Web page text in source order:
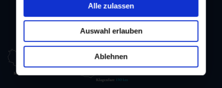
Alle zulassen
Auswahl erlauben
Ablehnen